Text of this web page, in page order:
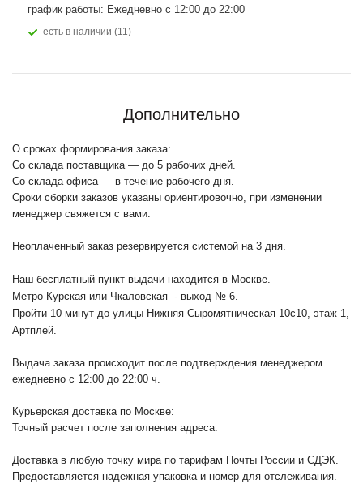
график работы: Ежедневно с 12:00 до 22:00
Есть в наличии (11)
Дополнительно
О сроках формирования заказа:
Со склада поставщика — до 5 рабочих дней.
Со склада офиса — в течение рабочего дня.
Сроки сборки заказов указаны ориентировочно, при изменении
менеджер свяжется с вами.
Неоплаченный заказ резервируется системой на 3 дня.
Наш бесплатный пункт выдачи находится в Москве.
Метро Курская или Чкаловская - выход № 6.
Пройти 10 минут до улицы Нижняя Сыромятническая 10с10, этаж 1,
Артплей.
Выдача заказа происходит после подтверждения менеджером
ежедневно с 12:00 до 22:00 ч.
Курьерская доставка по Москве:
Точный расчет после заполнения адреса.
Доставка в любую точку мира по тарифам Почты России и СДЭК.
Предоставляется надежная упаковка и номер для отслеживания.